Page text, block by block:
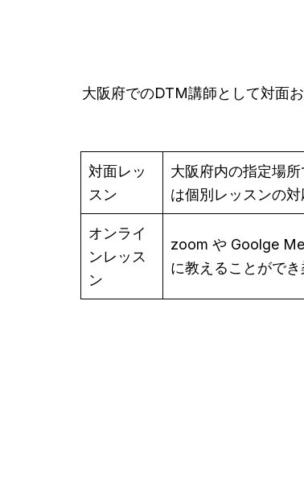
大阪府でのDTM講師として対面
対面レッ
スン
大阪府内の指定場
は個別レッスンの
オンライ
ンレッス
ン
zoom や Goolge
に教えることができ